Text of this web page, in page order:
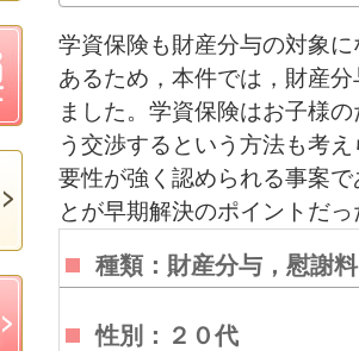
学資保険も財産分与の対象
あるため，本件では，財産
ました。学資保険はお子様
う交渉するという方法も考
要性が強く認められる事案
とが早期解決のポイントだっ
種類：財産分与，慰謝料
性別：２０代